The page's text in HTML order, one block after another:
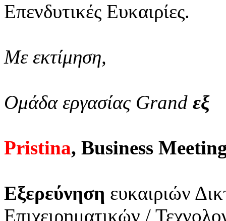
Επενδυτικές Ευκαιρίες.
Με εκτίμηση,
Ομάδα εργασίας Grand εξ
Pristina, Business
Εξερεύνηση ευκαιριών
Επιχειρηματικών /